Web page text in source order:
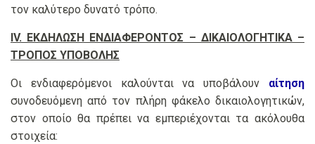
τον καλύτερο δυνατό τρόπο.
ΙV. ΕΚΔΗΛΩΣΗ ΕΝΔΙΑΦΕΡΟΝΤΟΣ – ΔΙΚΑΙΟΛΟΓΗΤΙΚΑ –
ΤΡΟΠΟΣ ΥΠΟΒΟΛΗΣ
Οι ενδιαφερόμενοι καλούνται να υποβάλουν αίτηση
συνοδευόμενη από τον πλήρη φάκελο δικαιολογητικών,
στον οποίο θα πρέπει να εμπεριέχονται τα ακόλουθα
στοιχεία: